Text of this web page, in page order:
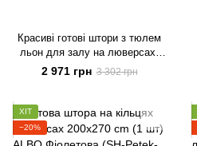
Красиві готові штори з тюлем
льон для залу на люверсах,
сучасні однотонні портьєри
ALBO Бежеві
2 971 грн 3 302 грн
ХІТ
−20%